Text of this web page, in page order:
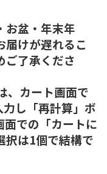
お盆・年末年
届けが遅れるこ
ご了承くださ
、カート画面で
力し「再計算」ボ
面での「カートに
択は1個で結構で